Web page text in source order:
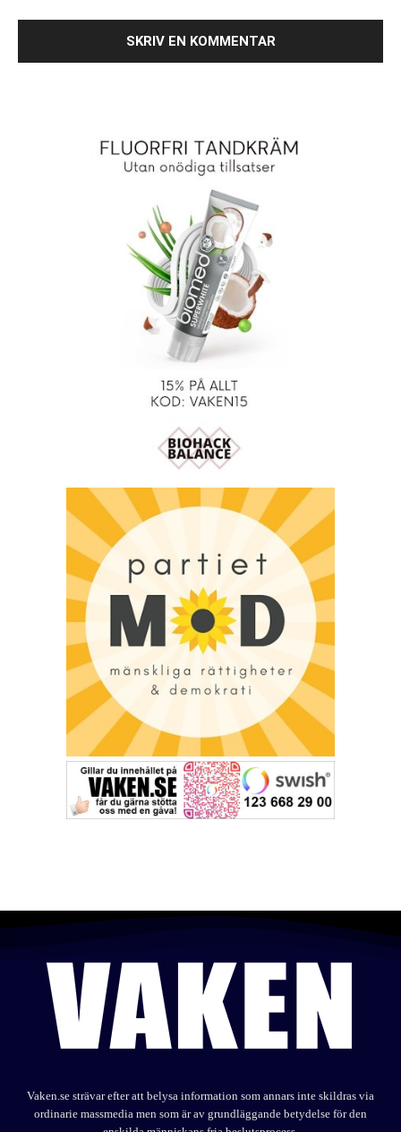
Vaken.se strävar efter att belysa information som annars inte skildras via
ordinarie massmedia men som är av grundläggande betydelse för den